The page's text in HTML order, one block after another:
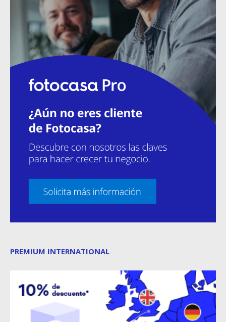
PREMIUM INTERNATIONAL